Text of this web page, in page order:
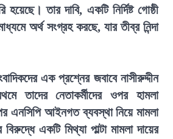
হয়েছে। তার দাবি, একটি নির্দিষ্ট গোষ্ঠী
অর্থ সংগ্রহ করছে, যার তীব্র নিন্দা
এক প্রশ্নের জবাবে নাসীরুদ্দীন
তাদের নেতাকর্মীদের ওপর হামলা
এনসিপি আইনগত ব্যবস্থা নিয়ে মামলা
একটি মিথ্যা পাল্টা মামলা দায়ের